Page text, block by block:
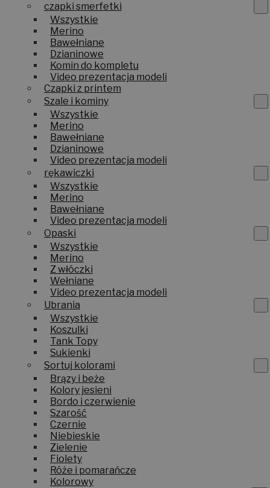
czapki smerfetki
Wszystkie
Merino
Bawełniane
Dzianinowe
Komin do kompletu
Video prezentacja modeli
Czapki z printem
Szale i kominy
Wszystkie
Merino
Bawełniane
Dzianinowe
Video prezentacja modeli
rękawiczki
Wszystkie
Merino
Bawełniane
Video prezentacja modeli
Opaski
Wszystkie
Merino
Z włóczki
Wełniane
Video prezentacja modeli
Ubrania
Wszystkie
Koszulki
Tank Topy
Sukienki
Sortuj kolorami
Brązy i beże
Kolory jesieni
Bordo i czerwienie
Szarość
Czernie
Niebieskie
Zielenie
Fiolety
Róże i pomarańcze
Kolorowy